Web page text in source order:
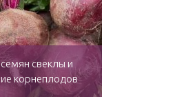
свеклы и
корнеплодов